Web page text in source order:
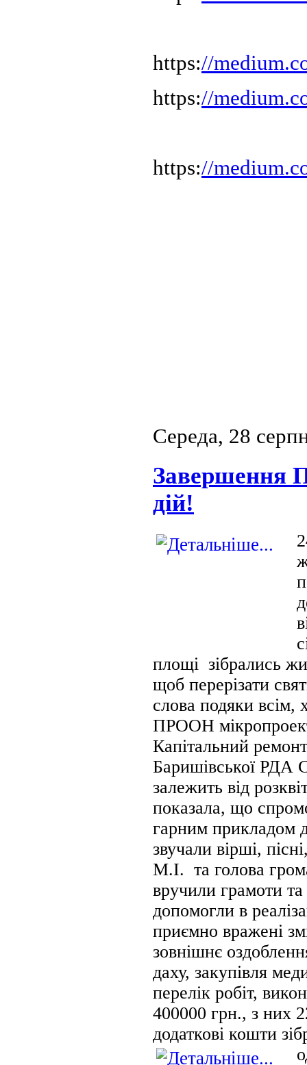
https://
https://
https://
Середа, 28
Завершення
дій!
площі зібрались
щоб перерізати
слова подяки всім,
ПРООН
Капітальний
Баришівської РДА
залежить від
показала, що
гарним прикладом
звучали вірші,
М.І. та голова
вручили грамоти та
допомогли в
приємно вражені
зовнішнє
даху, закупівля
перелік робіт,
400000 грн., з них
додаткові кошти